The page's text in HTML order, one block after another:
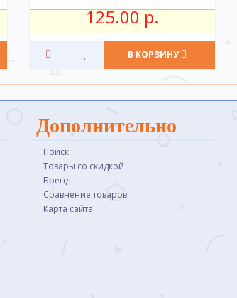
125.00 р.
В КОРЗИНУ
Дополнительно
Поиск
Товары со скидкой
Бренд
Сравнение товаров
Карта сайта